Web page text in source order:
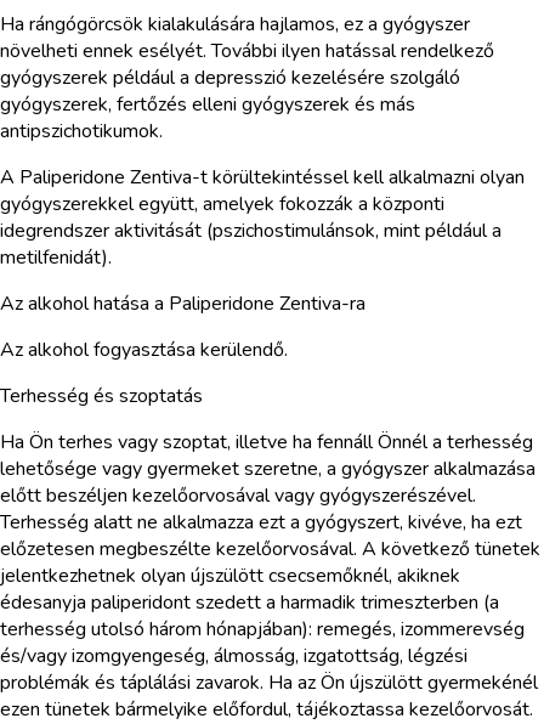
Ha rángógörcsök kialakulására hajlamos, ez a gyógyszer
növelheti ennek esélyét. További ilyen hatással rendelkező
gyógyszerek például a depresszió kezelésére szolgáló
gyógyszerek, fertőzés elleni gyógyszerek és más
antipszichotikumok.
A Paliperidone Zentiva-t körültekintéssel kell alkalmazni olyan
gyógyszerekkel együtt, amelyek fokozzák a központi
idegrendszer aktivitását (pszichostimulánsok, mint például a
metilfenidát).
Az alkohol hatása a Paliperidone Zentiva-ra
Az alkohol fogyasztása kerülendő.
Terhesség és szoptatás
Ha Ön terhes vagy szoptat, illetve ha fennáll Önnél a terhesség
lehetősége vagy gyermeket szeretne, a gyógyszer alkalmazása
előtt beszéljen kezelőorvosával vagy gyógyszerészével.
Terhesség alatt ne alkalmazza ezt a gyógyszert, kivéve, ha ezt
előzetesen megbeszélte kezelőorvosával. A következő tünetek
jelentkezhetnek olyan újszülött csecsemőknél, akiknek
édesanyja paliperidont szedett a harmadik trimeszterben (a
terhesség utolsó három hónapjában): remegés, izommerevség
és/vagy izomgyengeség, álmosság, izgatottság, légzési
problémák és táplálási zavarok. Ha az Ön újszülött gyermekénél
ezen tünetek bármelyike előfordul, tájékoztassa kezelőorvosát.